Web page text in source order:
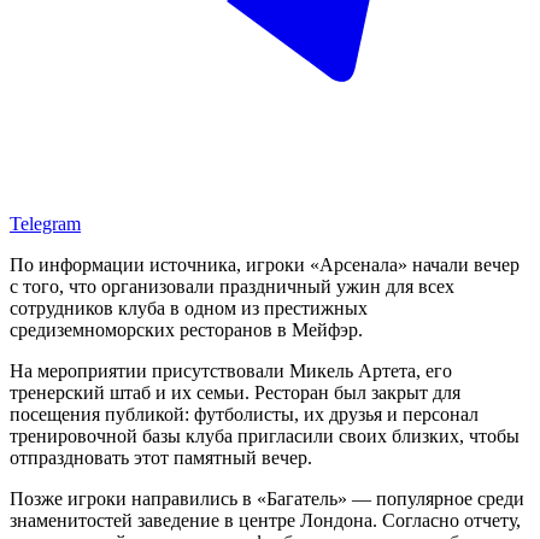
Telegram
По информации источника, игроки «Арсенала» начали вечер
с того, что организовали праздничный ужин для всех
сотрудников клуба в одном из престижных
средиземноморских ресторанов в Мейфэр.
На мероприятии присутствовали Микель Артета, его
тренерский штаб и их семьи. Ресторан был закрыт для
посещения публикой: футболисты, их друзья и персонал
тренировочной базы клуба пригласили своих близких, чтобы
отпраздновать этот памятный вечер.
Позже игроки направились в «Багатель» — популярное среди
знаменитостей заведение в центре Лондона. Согласно отчету,